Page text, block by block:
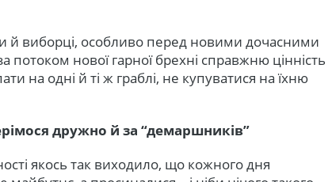
й виборці, особливо перед новими дочасними
потоком нової гарної брехні справжню цінність
на одні й ті ж граблі, не купуватися на їхню
дружно й за “демаршників”
якось так виходило, що кожного дня